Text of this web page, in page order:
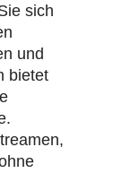
sich
und
bietet